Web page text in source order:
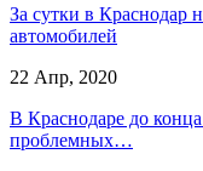
За сутки в Краснодар
автомобилей
22 Апр, 2020
В Краснодаре до
проблемных…